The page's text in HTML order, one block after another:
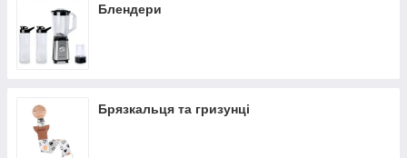
Блендери
Брязкальця та гризунці